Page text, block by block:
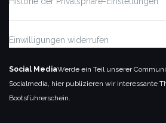
Einwilligungen widerrufen
Social MediaWerde ein Teil unserer
Socialmedia, hier publizieren wir interessante
Bootsführerschein.